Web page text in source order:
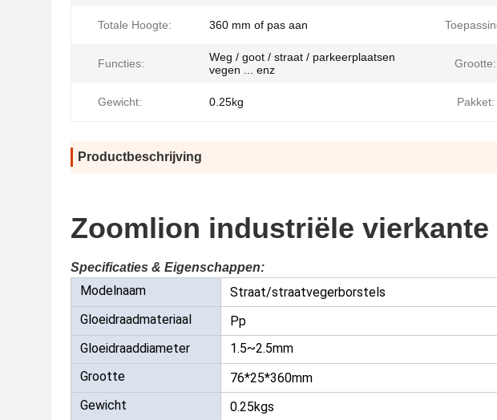
Totale Hoogte: 360 mm of pas aan
Functies:
Weg / goot / straat / parkeerplaatsen
vegen ... enz
Grootte:
Gewicht: 0.25kg Pakket:
Productbeschrijving
Zoomlion industriële
Specificaties & Eigenschappen:
Modelnaam
Straat/straatvegerborstels
Gloeidraadmateriaal
Pp
Gloeidraaddiameter
1.5~2.5mm
Grootte
76*25*360mm
Gewicht
0.25kgs